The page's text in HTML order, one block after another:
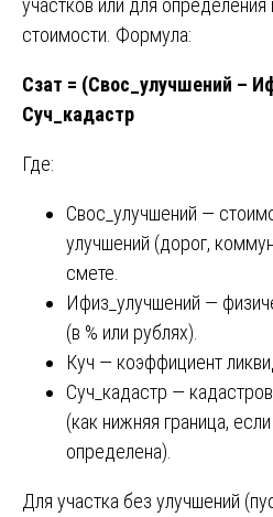
участков или для
стоимости. Формула:
Сзат = (Свос_улучшений –
Суч_кадастр
Где:
Свос_улучшений —
улучшений (дорог,
смете.
Ифиз_улучшений —
(в % или рублях).
Куч — коэффициент
Суч_кадастр —
(как нижняя граница,
определена).
Для участка без улучшений